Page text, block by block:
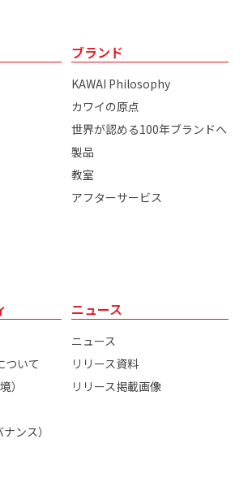
ブランド
KAWAI Philosophy
カワイの原点
世界が認める100年ブランドへ
製品
教室
アフターサービス
ついて
）
ンス）
ニュース
ニュース
リリース資料
リリース掲載画像